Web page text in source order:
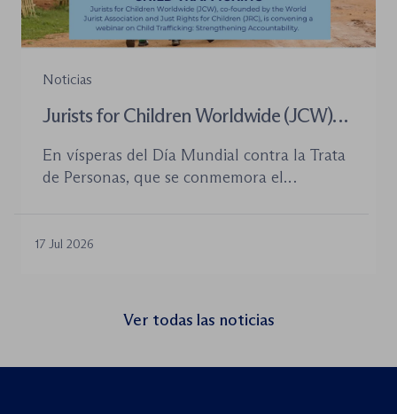
Noticias
Jurists for Children Worldwide (JCW)
para combatir la trata de menores y
defender el Estado de Derecho
En vísperas del Día Mundial contra la Trata
de Personas, que se conmemora el
la World Jurist Association (WJA) y Just
seminario web internacional «Trata de
menores: reforzando la rendición de
17 Jul 2026
Ver todas las noticias